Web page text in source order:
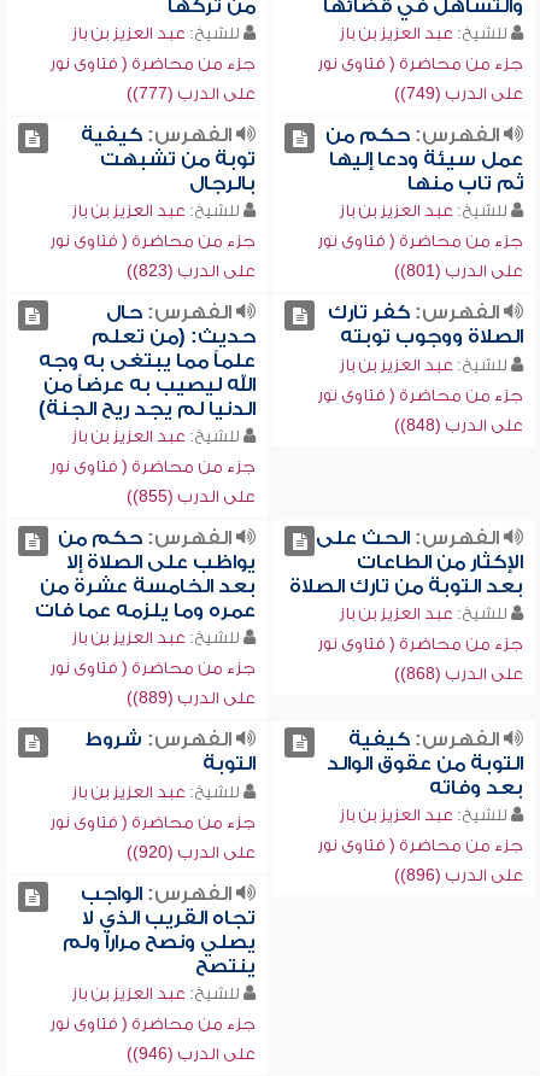
والتساهل في قضائها
للشيخ: عبد العزيز بن باز
جزء من محاضرة ( فتاوى نور
على الدرب (749))
من تركها
للشيخ: عبد العزيز بن باز
جزء من محاضرة ( فتاوى نور
على الدرب (777))
الفهرس:حكم من
عمل سيئة ودعا إليها
ثم تاب منها
للشيخ: عبد العزيز بن باز
جزء من محاضرة ( فتاوى نور
على الدرب (801))
الفهرس:كيفية
توبة من تشبهت
بالرجال
للشيخ: عبد العزيز بن باز
جزء من محاضرة ( فتاوى نور
على الدرب (823))
الفهرس:كفر تارك
الصلاة ووجوب توبته
للشيخ: عبد العزيز بن باز
جزء من محاضرة ( فتاوى نور
على الدرب (848))
الفهرس:حال
حديث: (من تعلم
علماً مما يبتغى به وجه
الله ليصيب به عرضاً من
الدنيا لم يجد ريح الجنة)
للشيخ: عبد العزيز بن باز
جزء من محاضرة ( فتاوى نور
على الدرب (855))
الفهرس:الحث على
الإكثار من الطاعات
بعد التوبة من تارك الصلاة
للشيخ: عبد العزيز بن باز
جزء من محاضرة ( فتاوى نور
على الدرب (868))
الفهرس:حكم من
يواظب على الصلاة إلا
بعد الخامسة عشرة من
عمره وما يلزمه عما فات
للشيخ: عبد العزيز بن باز
جزء من محاضرة ( فتاوى نور
على الدرب (889))
الفهرس:كيفية
التوبة من عقوق الوالد
بعد وفاته
للشيخ: عبد العزيز بن باز
جزء من محاضرة ( فتاوى نور
على الدرب (896))
الفهرس: شروط
التوبة
للشيخ: عبد العزيز بن باز
جزء من محاضرة ( فتاوى نور
على الدرب (920))
الفهرس:الواجب
تجاه القريب الذي لا
يصلي ونصح مراراً ولم
ينتصح
للشيخ: عبد العزيز بن باز
جزء من محاضرة ( فتاوى نور
على الدرب (946))